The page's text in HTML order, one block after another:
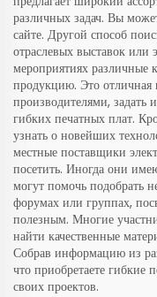
различных задач. Вы
сайте. Другой способ
отраслевых выставок или
мероприятиях
продукцию. Это отличная
производителями, задать
гибких печатных плат.
узнать о новейших
местные поставщики
посетить. Иногда они
могут помочь подобрать
форумах или группах,
полезным. Многие
найти качественные
Собрав информацию из
что приобретаете гибкие
своих проектов.